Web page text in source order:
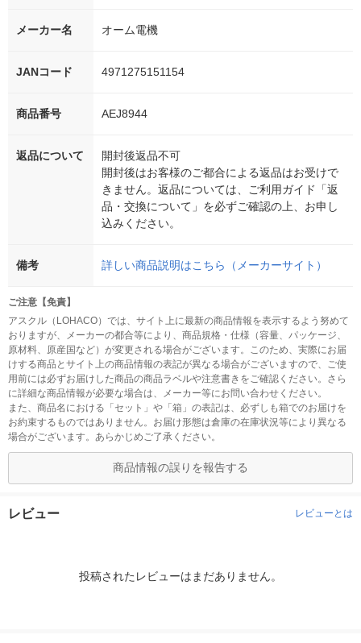
メーカー名 オーム電機
JANコード 4971275151154
商品番号 AEJ8944
返品について
開封後返品不可
開封後はお客様のご都合による返品はお受けで
きません。返品については、ご利用ガイド「返
品・交換について」を必ずご確認の上、お申し
込みください。
備考 詳しい商品説明はこちら（メーカーサイト）
ご注意【免責】
アスクル（LOHACO）では、サイト上に最新の商品情報を表示するよう努めて
おりますが、メーカーの都合等により、商品規格・仕様（容量、パッケージ、
原材料、原産国など）が変更される場合がございます。このため、実際にお届
けする商品とサイト上の商品情報の表記が異なる場合がございますので、ご使
用前には必ずお届けした商品の商品ラベルや注意書きをご確認ください。さら
に詳細な商品情報が必要な場合は、メーカー等にお問い合わせください。
また、商品名における「セット」や「箱」の表記は、必ずしも箱でのお届けを
お約束するものではありません。お届け形態は倉庫の在庫状況等により異なる
場合がございます。あらかじめご了承ください。
商品情報の誤りを報告する
レビュー レビューとは
投稿されたレビューはまだありません。